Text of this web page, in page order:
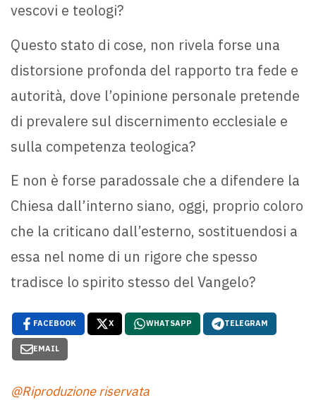
vescovi e teologi?
Questo stato di cose, non rivela forse una
distorsione profonda del rapporto tra fede e
autorità, dove l’opinione personale pretende
di prevalere sul discernimento ecclesiale e
sulla competenza teologica?
E non è forse paradossale che a difendere la
Chiesa dall’interno siano, oggi, proprio coloro
che la criticano dall’esterno, sostituendosi a
essa nel nome di un rigore che spesso
tradisce lo spirito stesso del Vangelo?
FACEBOOK X WHATSAPP TELEGRAM
EMAIL
@Riproduzione riservata